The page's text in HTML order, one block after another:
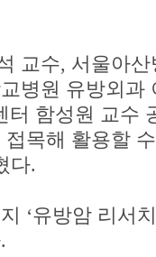
교수, 서울아
병원 유방외과
터 함성원 교수
목해 활용할
다.
‘유방암 리서치